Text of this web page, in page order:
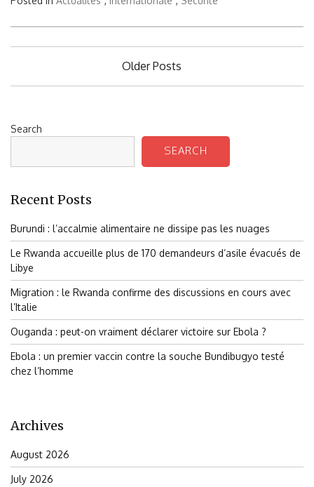
Older Posts
Search
SEARCH
Recent Posts
Burundi : l’accalmie alimentaire ne dissipe pas les nuages
Le Rwanda accueille plus de 170 demandeurs d’asile évacués de
Libye
Migration : le Rwanda confirme des discussions en cours avec
l’Italie
Ouganda : peut-on vraiment déclarer victoire sur Ebola ?
Ebola : un premier vaccin contre la souche Bundibugyo testé
chez l’homme
Archives
August 2026
July 2026